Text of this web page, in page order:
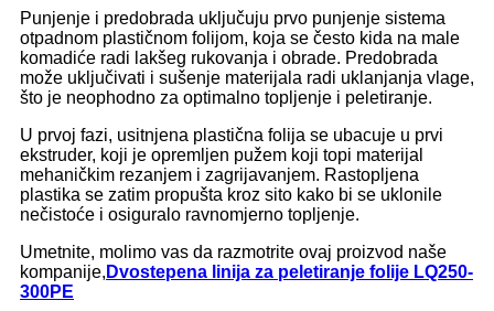
Punjenje i predobrada uključuju prvo punjenje sistema
otpadnom plastičnom folijom, koja se često kida na male
komadiće radi lakšeg rukovanja i obrade. Predobrada
može uključivati ​​i sušenje materijala radi uklanjanja vlage,
što je neophodno za optimalno topljenje i peletiranje.
U prvoj fazi, usitnjena plastična folija se ubacuje u prvi
ekstruder, koji je opremljen pužem koji topi materijal
mehaničkim rezanjem i zagrijavanjem. Rastopljena
plastika se zatim propušta kroz sito kako bi se uklonile
nečistoće i osiguralo ravnomjerno topljenje.
Umetnite, molimo vas da razmotrite ovaj proizvod naše
kompanije, Dvostepena linija za peletiranje folije LQ250-
300PE